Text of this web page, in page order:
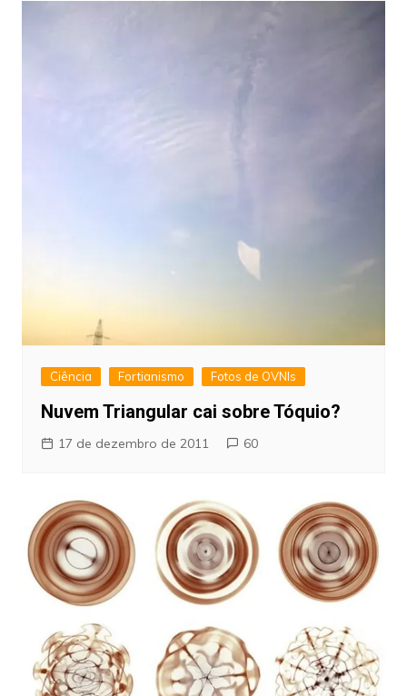
Ciência Fortianismo Fotos de OVNIs
Nuvem Triangular cai sobre Tóquio?
17 de dezembro de 2011 60